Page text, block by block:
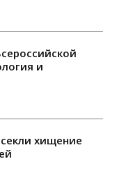
и
хищение